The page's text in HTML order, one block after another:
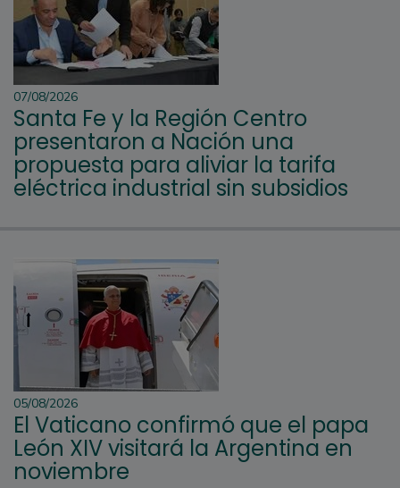
07/08/2026
Santa Fe y la Región Centro
presentaron a Nación una
propuesta para aliviar la tarifa
eléctrica industrial sin subsidios
05/08/2026
El Vaticano confirmó que el papa
León XIV visitará la Argentina en
noviembre